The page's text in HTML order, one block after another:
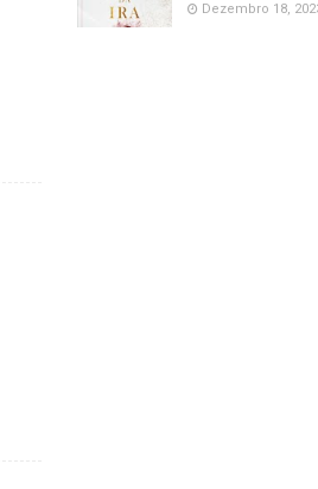
Dezembro 18,